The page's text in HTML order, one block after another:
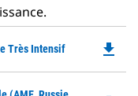
Très Intensif file_download